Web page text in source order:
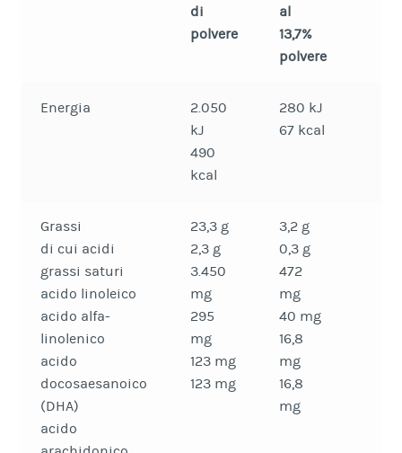
di
polvere
al
13,7%
polvere
Energia
2.050
kJ
490
kcal
280 kJ
67 kcal
Grassi
di cui acidi
grassi saturi
acido linoleico
acido alfa-
linolenico
acido
docosaesanoico
(DHA)
acido
23,3 g
2,3 g
3.450
mg
295
mg
123 mg
123 mg
3,2 g
0,3 g
472
mg
40 mg
16,8
mg
16,8
mg